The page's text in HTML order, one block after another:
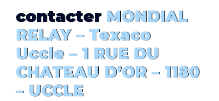
contacterMONDIAL
RELAY – Texaco
Uccle – 1 RUE DU
CHATEAU D’OR – 1180
– UCCLE